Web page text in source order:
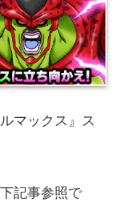
マックス』ス
記事参照で